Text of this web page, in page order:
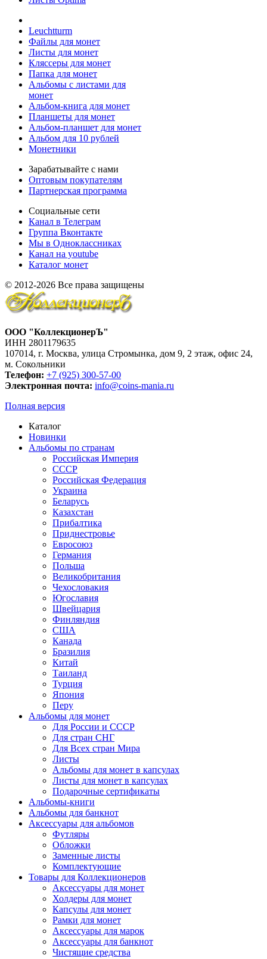
Leuchtturm
Файлы для монет
Листы для монет
Кляссеры для монет
Папка для монет
Альбомы с листами для
монет
Альбом-книга для монет
Планшеты для монет
Альбом-планшет для монет
Альбом для 10 рублей
Монетники
Зарабатывайте с нами
Оптовым покупателям
Партнерская программа
Социальные сети
Канал в Телеграм
Группа Вконтакте
Мы в Одноклассниках
Канал на youtube
Каталог монет
© 2012-2026 Все права защищены
ООО "КоллекционерЪ"
ИНН 2801179635
107014, г. Москва, улица Стромынка, дом 9, 2 этаж, офис 24,
м. Сокольники
Телефон: +7 (925) 300-57-00
Электронная почта: info@coins-mania.ru
Полная версия
Каталог
Новинки
Альбомы по странам
Российская Империя
СССР
Российская Федерация
Украина
Беларусь
Казахстан
Прибалтика
Приднестровье
Евросоюз
Германия
Польша
Великобритания
Чехословакия
Югославия
Швейцария
Финляндия
США
Канада
Бразилия
Китай
Таиланд
Турция
Япония
Перу
Альбомы для монет
Для России и СССР
Для стран СНГ
Для Всех стран Мира
Листы
Альбомы для монет в капсулах
Листы для монет в капсулах
Подарочные сертификаты
Альбомы-книги
Альбомы для банкнот
Аксессуары для альбомов
Футляры
Обложки
Заменные листы
Комплектующие
Товары для Коллекционеров
Аксессуары для монет
Холдеры для монет
Капсулы для монет
Рамки для монет
Аксессуары для марок
Аксессуары для банкнот
Чистящие средства